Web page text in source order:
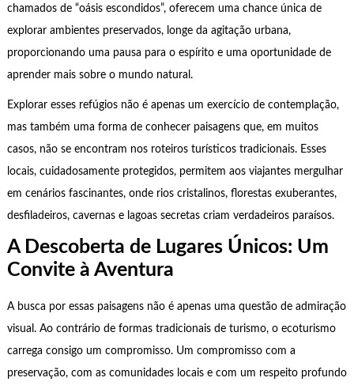
chamados de “oásis escondidos”, oferecem uma chance única de
explorar ambientes preservados, longe da agitação urbana,
proporcionando uma pausa para o espírito e uma oportunidade de
aprender mais sobre o mundo natural.
Explorar esses refúgios não é apenas um exercício de contemplação,
mas também uma forma de conhecer paisagens que, em muitos
casos, não se encontram nos roteiros turísticos tradicionais. Esses
locais, cuidadosamente protegidos, permitem aos viajantes mergulhar
em cenários fascinantes, onde rios cristalinos, florestas exuberantes,
desfiladeiros, cavernas e lagoas secretas criam verdadeiros paraísos.
A Descoberta de Lugares Únicos: Um
Convite à Aventura
A busca por essas paisagens não é apenas uma questão de admiração
visual. Ao contrário de formas tradicionais de turismo, o ecoturismo
carrega consigo um compromisso. Um compromisso com a
preservação, com as comunidades locais e com um respeito profundo